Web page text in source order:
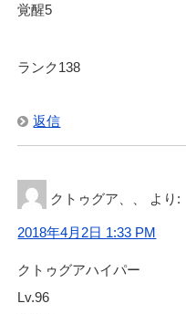
覚醒5
ランク138
返信
クトゥグア、、 より:
2018年4月2日 1:33 PM
クトゥグアハイパー
Lv.96